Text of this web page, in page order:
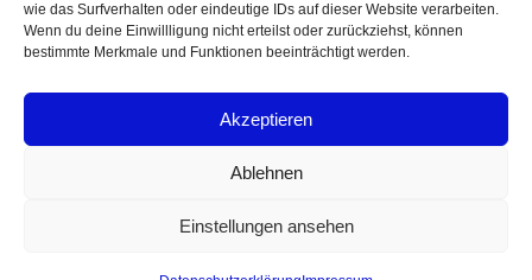
wie das Surfverhalten oder eindeutige IDs auf dieser Website verarbeiten.
Wenn du deine Einwillligung nicht erteilst oder zurückziehst, können
bestimmte Merkmale und Funktionen beeinträchtigt werden.
Akzeptieren
Ablehnen
Einstellungen ansehen
Schweinfurt NEWS – Aktuelle Nachrichten,
Veranstaltungen und Sport aus Schweinfurt und
Umgebung.
Regionale Werbung mit Reichweite – jetzt